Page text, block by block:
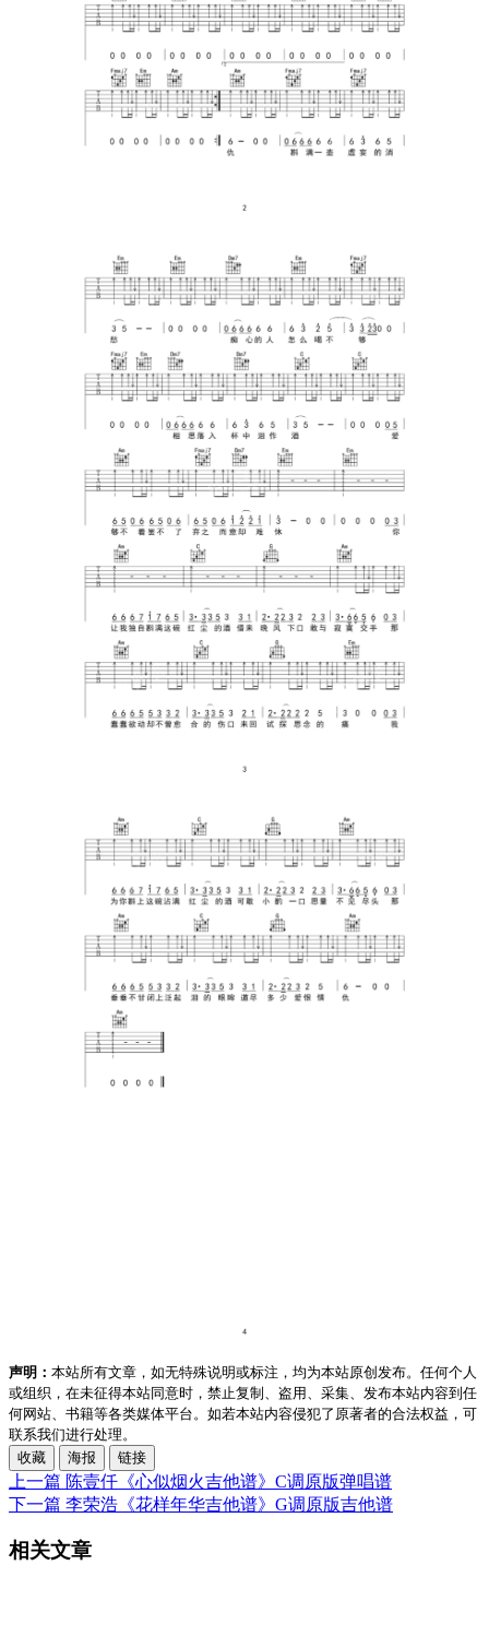
声明： 本站所有文章，如无特殊说明或标注，均为本站原创发布。任何个人
或组织，在未征得本站同意时，禁止复制、盗用、采集、发布本站内容到任
何网站、书籍等各类媒体平台。如若本站内容侵犯了原著者的合法权益，可
联系我们进行处理。
收藏
海报 链接
上一篇 陈壹仟《心似烟火吉他谱》C调原版弹唱谱
下一篇 李荣浩《花样年华吉他谱》G调原版吉他谱
相关文章